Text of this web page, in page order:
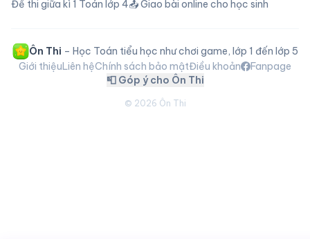
Đề thi giữa kì 1 Toán lớp 4📤 Giao bài online cho học sinh
Ôn Thi – Học Toán tiểu học như chơi game, lớp 1 đến lớp 5
Giới thiệuLiên hệChính sách bảo mậtĐiều khoản
Fanpage
📮 Góp ý cho Ôn Thi
© 2026 Ôn Thi